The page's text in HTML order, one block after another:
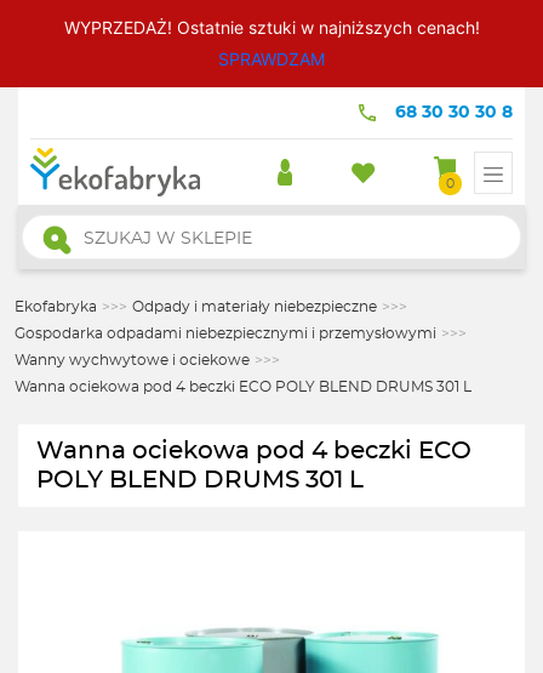
WYPRZEDAŻ! Ostatnie sztuki w najniższych cenach!
SPRAWDZAM
68 30 30 30 8
0
Wyszukiwarka
produktów
Ekofabryka >>> Odpady i materiały niebezpieczne >>>
Gospodarka odpadami niebezpiecznymi i przemysłowymi >>>
Wanny wychwytowe i ociekowe >>>
Wanna ociekowa pod 4 beczki ECO POLY BLEND DRUMS 301 L
Wanna ociekowa pod 4 beczki ECO
POLY BLEND DRUMS 301 L